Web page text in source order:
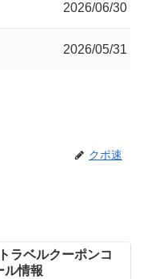
2026/06/30
2026/05/31
クポ速
ラベルクーポンコ
ル情報